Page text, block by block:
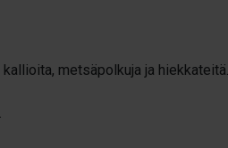
metsäpolkuja ja